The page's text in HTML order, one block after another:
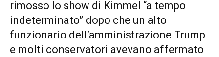
rimosso lo show di Kimmel “a tempo
indeterminato” dopo che un alto
funzionario dell’amministrazione Trump
e molti conservatori avevano affermato